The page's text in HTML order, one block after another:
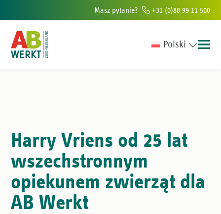
w południowej Holandii
Masz pytanie? +31 (0)88 99 11 500
Polski
Harry Vriens od 25 lat
wszechstronnym
opiekunem zwierząt dla
AB Werkt